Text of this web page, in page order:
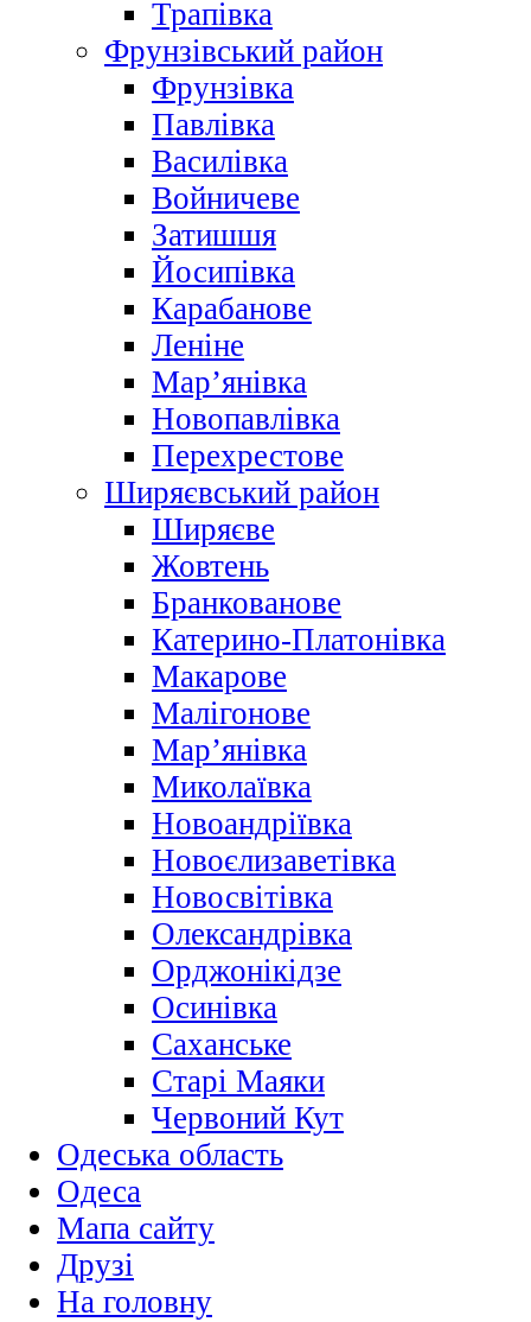
Трапівка
Фрунзівський район
Фрунзівка
Павлівка
Василівка
Войничеве
Затишшя
Йосипівка
Карабанове
Леніне
Мар’янівка
Новопавлівка
Перехрестове
Ширяєвський район
Ширяєве
Жовтень
Бранкованове
Катерино-Платонівка
Макарове
Малігонове
Мар’янівка
Миколаївка
Новоандріївка
Новоєлизаветівка
Новосвітівка
Олександрівка
Орджонікідзе
Осинівка
Саханське
Старі Маяки
Червоний Кут
Одеська область
Одеса
Мапа сайту
Друзі
На головну